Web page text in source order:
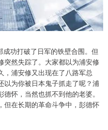
功打破了日军的铁壁合围。但
突然失踪了。大家都以为浦安修
，浦安修又出现在了八路军总
以为你被日本鬼子抓走了呢？浦
怀，当然也抓不到他的老婆。
但在长期的革命斗争中，彭德怀